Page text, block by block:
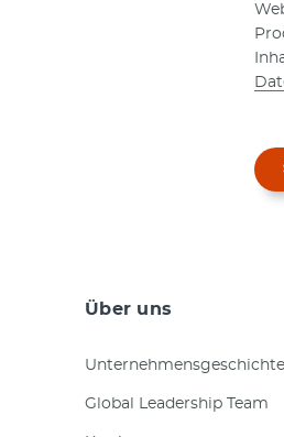
Über uns
Unternehmensgeschichte
Global Leadership Team